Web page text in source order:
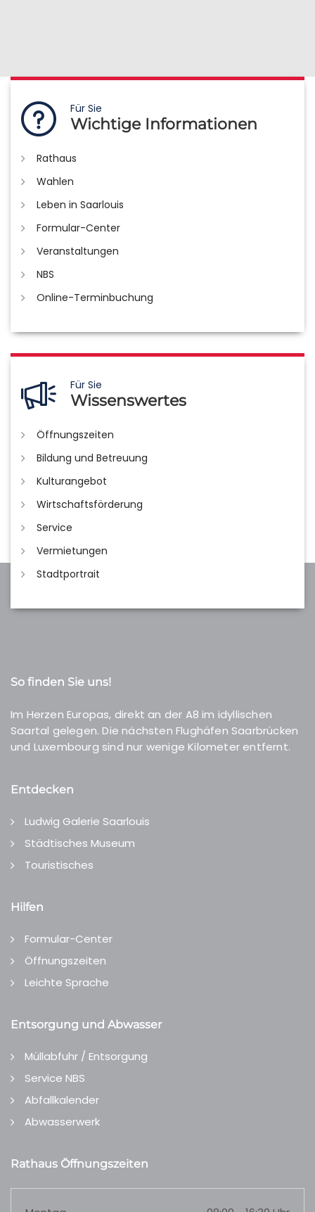
Für Sie
Wichtige Informationen
Rathaus
Wahlen
Leben in Saarlouis
Formular-Center
Veranstaltungen
NBS
Online-Terminbuchung
Für Sie
Wissenswertes
Öffnungszeiten
Bildung und Betreuung
Kulturangebot
Wirtschaftsförderung
Service
Vermietungen
Stadtportrait
So finden Sie uns!
Im Herzen Europas, direkt an der A8 im idyllischen
Saartal gelegen. Die nächsten Flughäfen Saarbrücken
und Luxembourg sind nur wenige Kilometer entfernt.
Entdecken
Ludwig Galerie Saarlouis
Städtisches Museum
Touristisches
Hilfen
Formular-Center
Öffnungszeiten
Leichte Sprache
Entsorgung und Abwasser
Müllabfuhr / Entsorgung
Service NBS
Abfallkalender
Abwasserwerk
Rathaus Öffnungszeiten